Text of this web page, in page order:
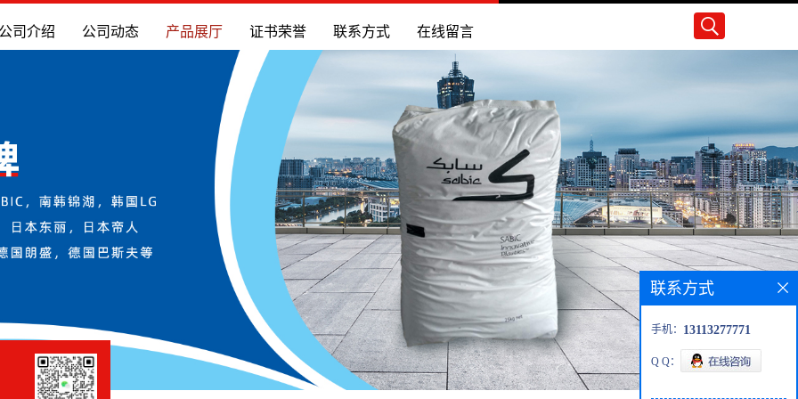
司介绍 公司动态 产品展厅 证书荣誉 联系方式 在线留言
联系方式
手机： 13113277771
Q Q：